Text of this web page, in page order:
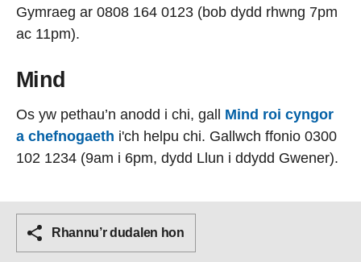
Gymraeg ar 0808 164 0123 (bob dydd rhwng 7pm
ac 11pm).
Mind
Os yw pethau’n anodd i chi, gall Mind roi cyngor
a chefnogaeth i'ch helpu chi. Gallwch ffonio 0300
102 1234 (9am i 6pm, dydd Llun i ddydd Gwener).
Rhannu’r dudalen hon